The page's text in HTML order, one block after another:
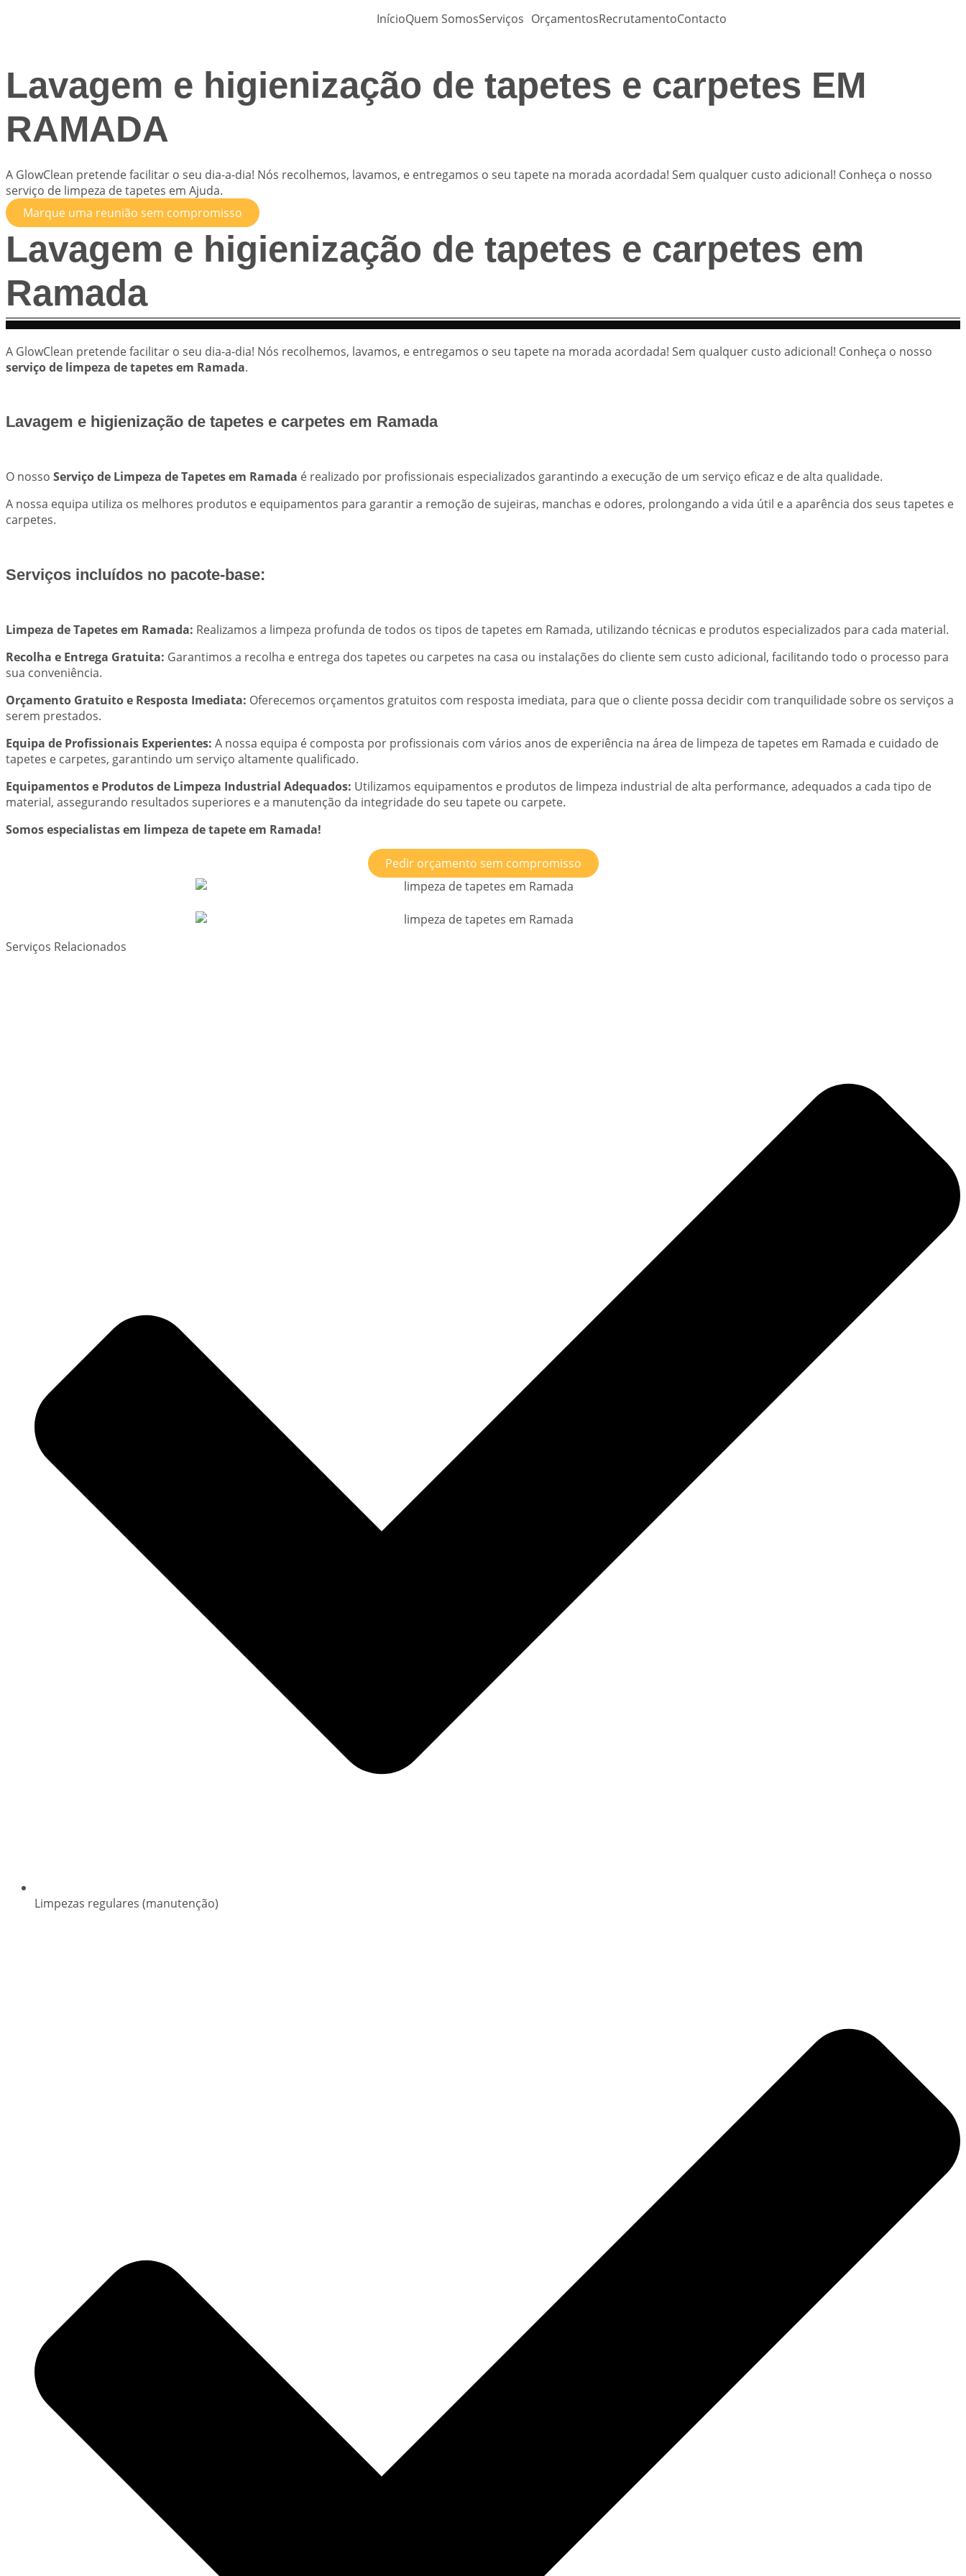
InícioQuem SomosServiços OrçamentosRecrutamentoContacto
Lavagem e higienização de tapetes e carpetes EM
RAMADA
A GlowClean pretende facilitar o seu dia-a-dia! Nós recolhemos, lavamos, e entregamos o seu tapete na morada acordada! Sem qualquer custo adicional! Conheça o nosso
serviço de limpeza de tapetes em Ajuda.
Marque uma reunião sem compromisso
Lavagem e higienização de tapetes e carpetes em
Ramada
A GlowClean pretende facilitar o seu dia-a-dia! Nós recolhemos, lavamos, e entregamos o seu tapete na morada acordada! Sem qualquer custo adicional! Conheça o nosso
serviço de limpeza de tapetes em Ramada.
Lavagem e higienização de tapetes e carpetes em Ramada
O nosso Serviço de Limpeza de Tapetes em Ramada é realizado por profissionais especializados garantindo a execução de um serviço eficaz e de alta qualidade.
A nossa equipa utiliza os melhores produtos e equipamentos para garantir a remoção de sujeiras, manchas e odores, prolongando a vida útil e a aparência dos seus tapetes e
carpetes.
Serviços incluídos no pacote-base:
Limpeza de Tapetes em Ramada: Realizamos a limpeza profunda de todos os tipos de tapetes em Ramada, utilizando técnicas e produtos especializados para cada material.
Recolha e Entrega Gratuita: Garantimos a recolha e entrega dos tapetes ou carpetes na casa ou instalações do cliente sem custo adicional, facilitando todo o processo para
sua conveniência.
Orçamento Gratuito e Resposta Imediata: Oferecemos orçamentos gratuitos com resposta imediata, para que o cliente possa decidir com tranquilidade sobre os serviços a
serem prestados.
Equipa de Profissionais Experientes: A nossa equipa é composta por profissionais com vários anos de experiência na área de limpeza de tapetes em Ramada e cuidado de
tapetes e carpetes, garantindo um serviço altamente qualificado.
Equipamentos e Produtos de Limpeza Industrial Adequados: Utilizamos equipamentos e produtos de limpeza industrial de alta performance, adequados a cada tipo de
material, assegurando resultados superiores e a manutenção da integridade do seu tapete ou carpete.
Somos especialistas em limpeza de tapete em Ramada!
Pedir orçamento sem compromisso
Serviços Relacionados
Limpezas regulares (manutenção)